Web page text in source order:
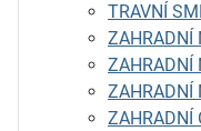
TRAVNÍ
ZAHRADNÍ
ZAHRADNÍ
ZAHRADNÍ
ZAHRADNÍ